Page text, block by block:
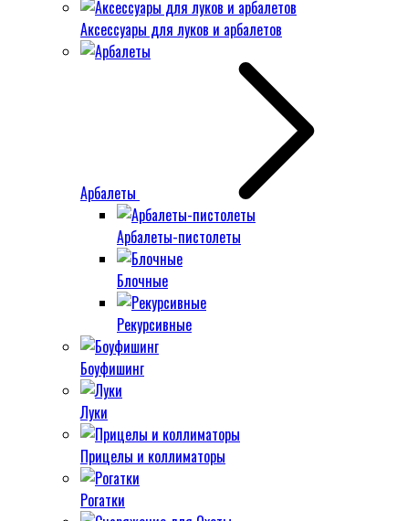
Аксессуары для луков и арбалетов
Арбалеты
Арбалеты-пистолеты
Блочные
Рекурсивные
Боуфишинг
Луки
Прицелы и коллиматоры
Рогатки